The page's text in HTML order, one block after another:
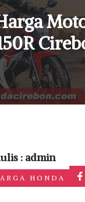
: admin
HONDA